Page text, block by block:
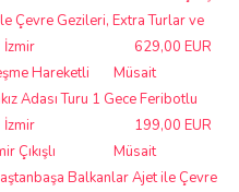
Çevre Gezileri, Extra Turlar ve
629,00 EUR
İzmir
Müsait
Hareketli
Adası Turu 1 Gece Feribotlu
199,00 EUR
İzmir
Müsait
Çıkışlı
Balkanlar Ajet ile Çevre